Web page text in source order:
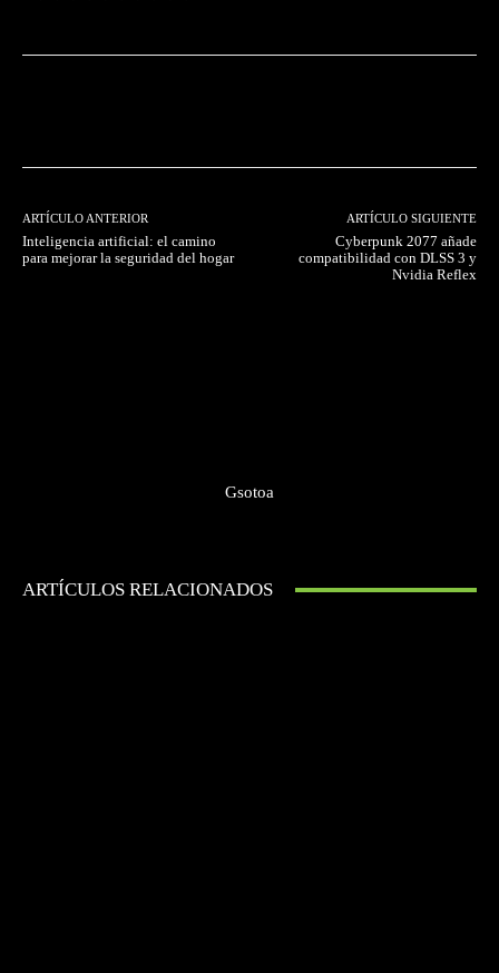
ARTÍCULO ANTERIOR
Inteligencia artificial: el camino
para mejorar la seguridad del hogar
ARTÍCULO SIGUIENTE
Cyberpunk 2077 añade
compatibilidad con DLSS 3 y
Nvidia Reflex
Gsotoa
ARTÍCULOS RELACIONADOS